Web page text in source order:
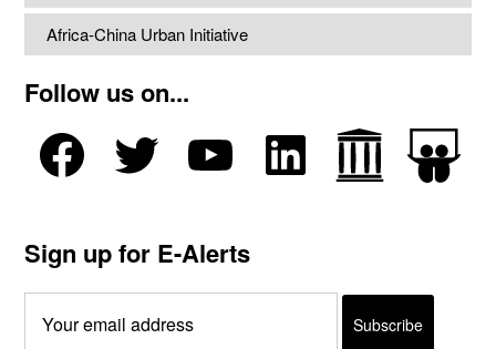
Africa-China Urban Initiative
Follow us on...
Sign up for E-Alerts